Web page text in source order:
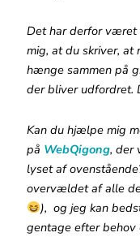
Det har derfor været
mig, at du skriver,
hænge sammen på
der bliver udfordret.
Kan du hjælpe mig
på WebQigong, der
lyset af
overvældet af alle
), og jeg kan
gentage efter behov